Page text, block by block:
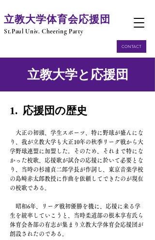
​立教大学体育会応援団
​St.Paul Univ. Cheering Party
CONTACT
​立教大学と応援団
1. 応援団の歴史
大正の初頭、学生スポーツ、特に野球が盛んにな
り、我が立教大学も大正10年の秋季リーグ戦から大
学野球連盟に加盟した。そのため、それまで特にな
かった校歌、応援歌が試合の応援に於いて必要とな
り、当時の杉浦貞二郎学長が作詞し、東京音楽学校
の島崎赤太郎教授に作曲を依頼してできたのが現在
の校歌である。
昭和6年、リーグ戦初優勝を機に、応援に来る学
生を統率していこうと、当時柔道部の根本享有氏ら
体育会各部の有志が集まり立教大学体育会応援団が
創設されたのである。